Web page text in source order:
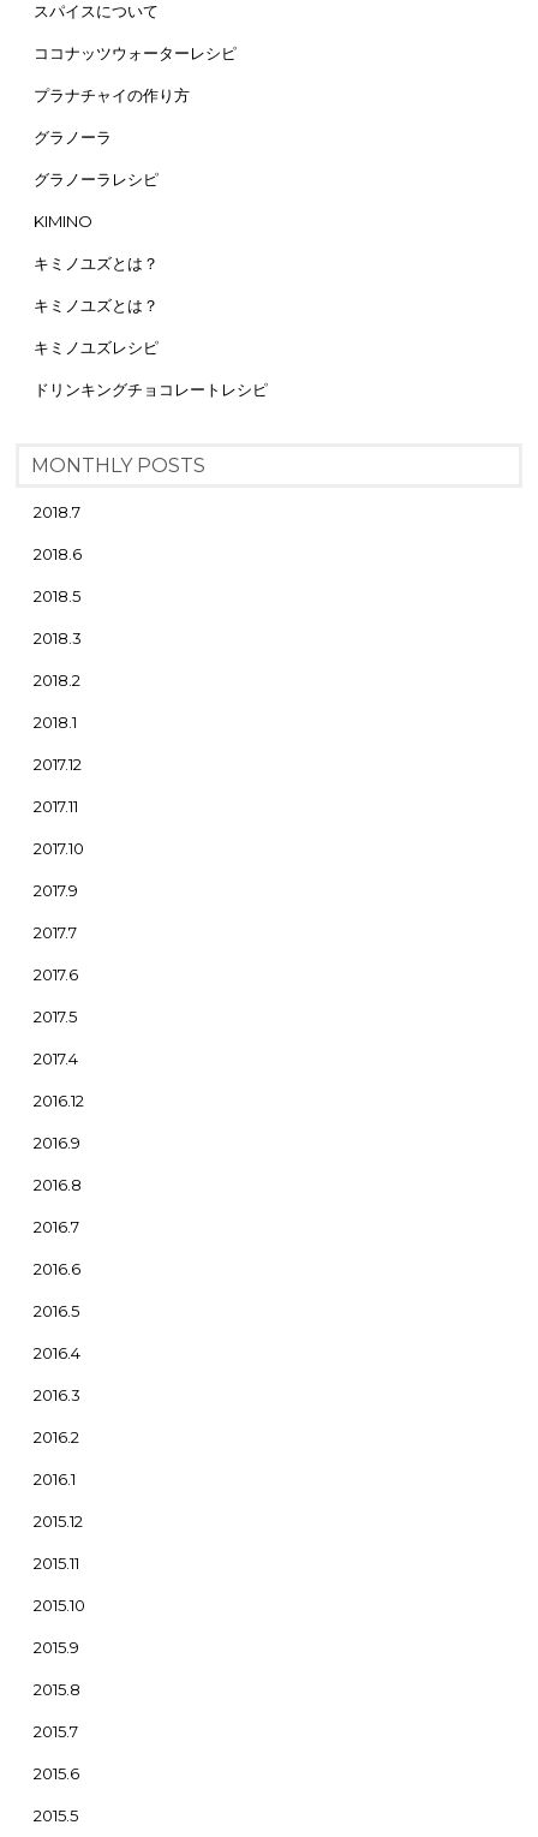
スパイスについて
ココナッツウォーターレシピ
プラナチャイの作り方
グラノーラ
グラノーラレシピ
KIMINO
キミノユズとは？
キミノユズとは？
キミノユズレシピ
ドリンキングチョコレートレシピ
MONTHLY POSTS
2018.7
2018.6
2018.5
2018.3
2018.2
2018.1
2017.12
2017.11
2017.10
2017.9
2017.7
2017.6
2017.5
2017.4
2016.12
2016.9
2016.8
2016.7
2016.6
2016.5
2016.4
2016.3
2016.2
2016.1
2015.12
2015.11
2015.10
2015.9
2015.8
2015.7
2015.6
2015.5